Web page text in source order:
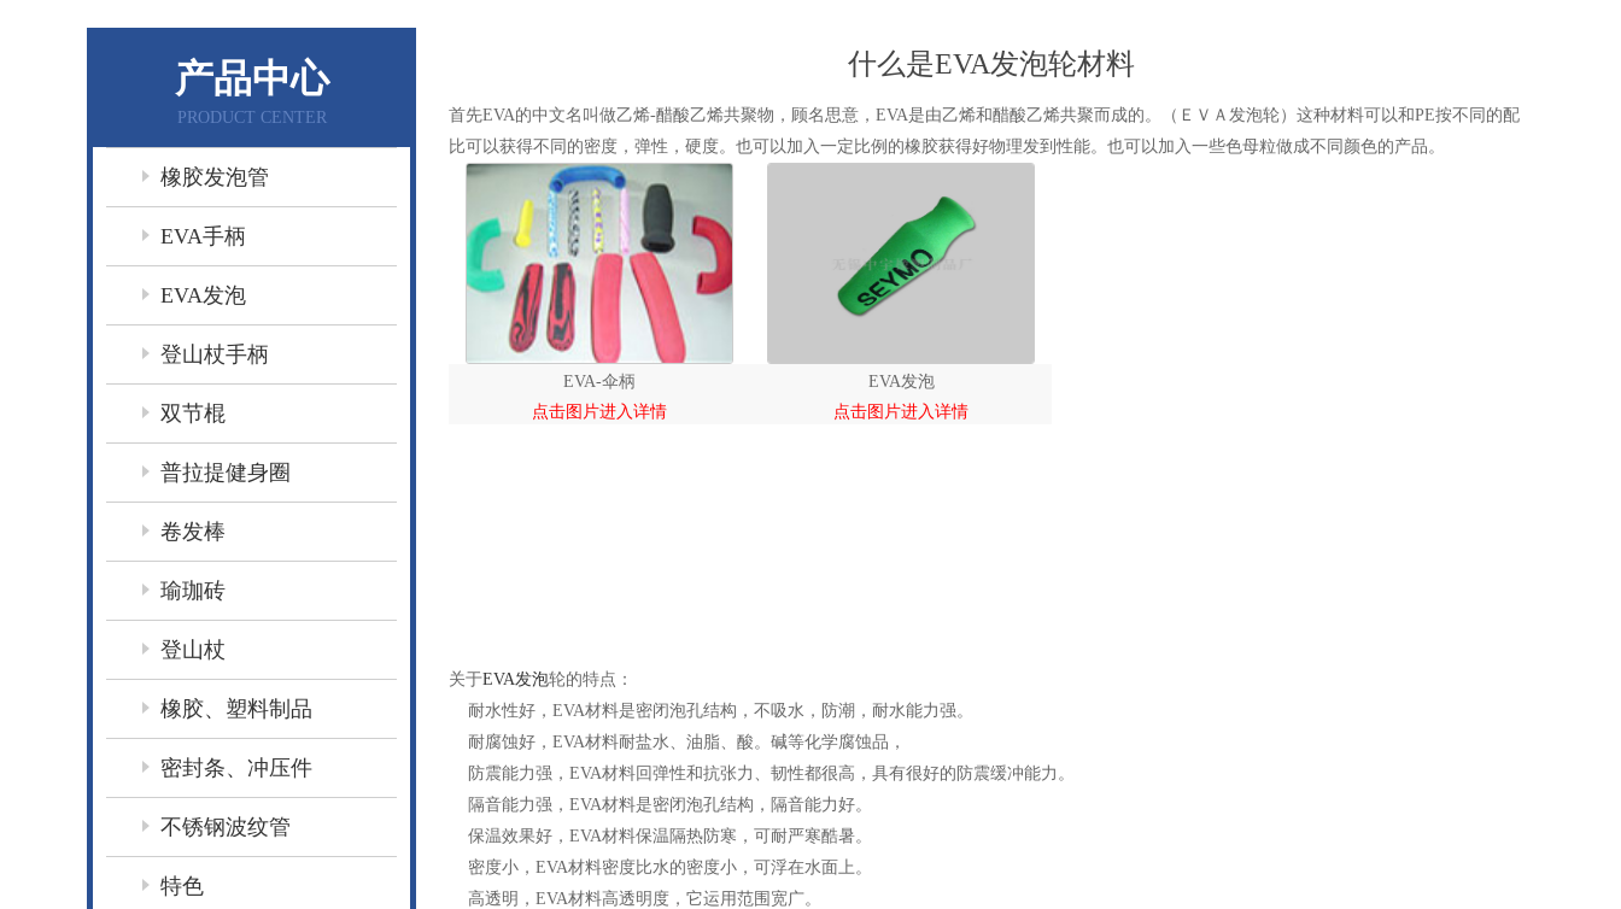
产品中心
PRODUCT CENTER
橡胶发泡管
EVA手柄
EVA发泡
登山杖手柄
双节棍
普拉提健身圈
卷发棒
瑜珈砖
登山杖
橡胶、塑料制品
密封条、冲压件
不锈钢波纹管
特色
什么是EVA发泡轮材料
首先EVA的中文名叫做乙烯-醋酸乙烯共聚物，顾名思意，EVA是由乙烯和醋酸乙烯共聚而成的。（ＥＶＡ发泡轮）这种材料可以和PE按不同的配
比可以获得不同的密度，弹性，硬度。也可以加入一定比例的橡胶获得好物理发到性能。也可以加入一些色母粒做成不同颜色的产品。
EVA-伞柄
点击图片进入详情
EVA发泡
点击图片进入详情
关于EVA发泡轮的特点：
耐水性好，EVA材料是密闭泡孔结构，不吸水，防潮，耐水能力强。
耐腐蚀好，EVA材料耐盐水、油脂、酸。碱等化学腐蚀品，
防震能力强，EVA材料回弹性和抗张力、韧性都很高，具有很好的防震缓冲能力。
隔音能力强，EVA材料是密闭泡孔结构，隔音能力好。
保温效果好，EVA材料保温隔热防寒，可耐严寒酷暑。
密度小，EVA材料密度比水的密度小，可浮在水面上。
高透明，EVA材料高透明度，它运用范围宽广。